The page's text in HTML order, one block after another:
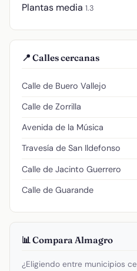
Plantas media 1.3
📍 Calles cercanas
Calle de Buero Vallejo
Calle de Zorrilla
Avenida de la Música
Travesía de San Ildefonso
Calle de Jacinto Guerrero
Calle de Guarande
📊 Compara Almagro
¿Eligiendo entre municipios